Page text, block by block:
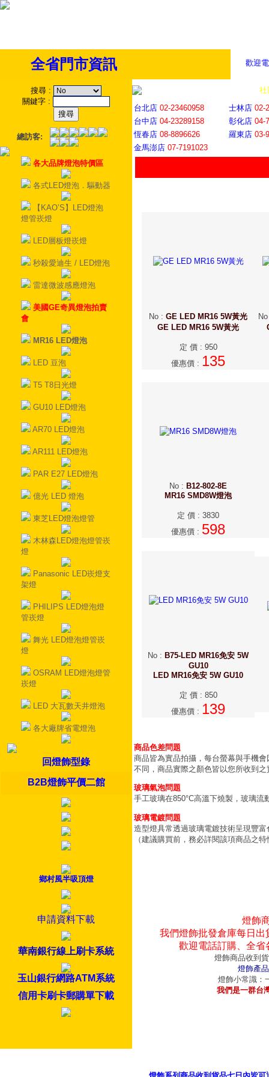
歡迎
全省門市資訊
搜尋 :
關鍵字 :
總訪客:
各大品牌燈泡特價區
各式LED燈泡．驅動器
【KAO’S】LED燈泡
燈管崁燈
LED層板燈崁燈
秒殺愛迪生 / LED燈泡
雷達微波感應燈泡
美國GE奇異燈泡拍賣
會
MR16 LED燈泡
LED 豆泡
T5 T8日光燈
GU10 LED燈泡
AR70 LED燈泡
AR111 LED燈泡
PAR E27 LED燈泡
億光 LED 燈泡
東芝LED燈泡燈管
木林森LED燈泡燈管崁
燈
Panasonic LED崁燈支
架燈
PHILIPS LED燈泡燈
管崁燈
舞光 LED燈泡燈管崁
燈
OSRAM LED燈泡燈管
崁燈
LED 大瓦數天井燈泡
各大廠牌省電燈泡
回燈飾型錄
B2B燈飾平價二館
鄉村風半吸頂燈
申請資料下載
華南銀行線上刷卡系統
玉山銀行網路ATM系統
信用卡刷卡郵購單下載
社
台北店 02-23460958 士林店 02-
台中店 04-23289158 彰化店 04-
恆春店 08-8896626 羅東店 03-
金馬澎店 07-7191023
No : GE LED MR16 5W黃光
GE LED MR16 5W黃光
定 價: 950
優惠價 : 135
No
No : B12-802-8E
MR16 SMD8W燈泡
定 價 : 3830
優惠價 : 598
No : B75-LED MR16免安 5W
GU10
LED MR16免安 5W GU10
定 價: 850
優惠價 : 139
商品色差問題
商品皆為實品拍攝，每台螢幕與手機
不同，商品實際之顏色皆以您所收到之
玻璃氣泡問題
手工玻璃在850°C高溫下燒製，玻璃
玻璃電鍍問題
造型燈具常透過玻璃電鍍技術呈現豐
（建議購買前，務必詳閱該項商品之
燈飾
我們燈飾批發倉庫每日
歡迎電話訂購、全
燈飾商品收到
燈飾產
燈飾小常識：
我們是一群台